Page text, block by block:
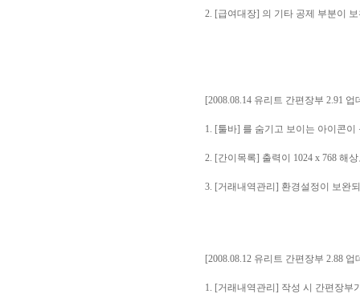
2. [급여대장] 의 기타 공제 부분이
[2008.08.14 유리트 간편장부 2.91 업
1. [툴바] 를 숨기고 보이는 아이콘
2. [간이목록] 출력이 1024 x 768 해
3. [거래내역관리] 환경설정이 보완
[2008.08.12 유리트 간편장부 2.88 업
1. [거래내역관리] 작성 시 간편장부